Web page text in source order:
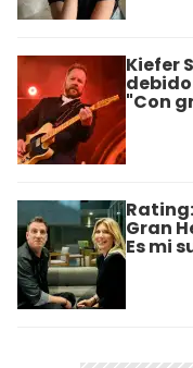
Kiefer
"Con
Gran
Es mi